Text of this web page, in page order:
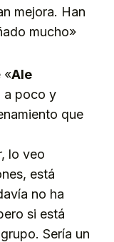
mejora. Han
mucho»
«Ale
a poco y
que
lo veo
está
no ha
si está
Sería un